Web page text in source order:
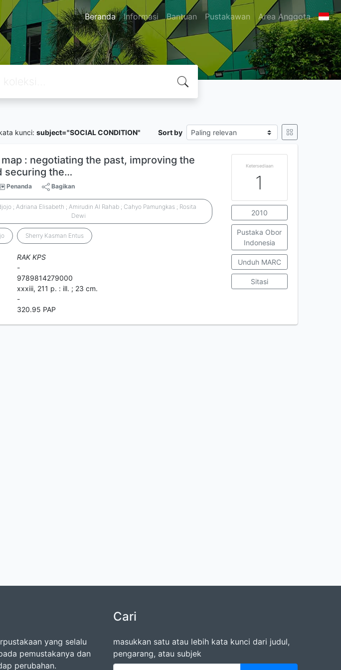
Beranda Informasi Bantuan Pustakawan Area Anggota
kunci: subject="SOCIAL CONDITION" Sort by
: negotiating the past, improving the
securing the…
Penanda Bagikan
; Adriana Elisabeth ; Amirudin Al Rahab ; Cahyo Pamungkas ; Rosita
Dewi
Sherry Kasman Entus
RAK KPS
-
9789814279000
xxxiii, 211 p. : ill. ; 23 cm.
-
320.95 PAP
Ketersediaan
1
2010
Pustaka Obor
Indonesia
Unduh MARC
Sitasi
yang selalu
pemustakanya dan
perubahan.
Cari
masukkan satu atau lebih kata kunci dari judul,
pengarang, atau subjek